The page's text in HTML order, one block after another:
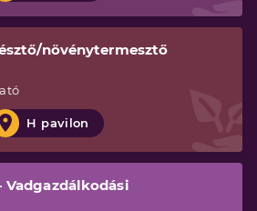
növénytermesztő
H pavilon
Vadgazdálkodási